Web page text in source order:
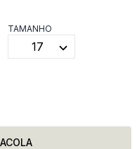
TAMANHO
17